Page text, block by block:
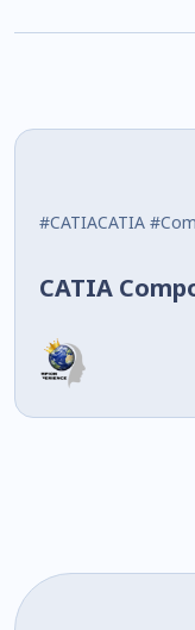
#CATIACATIA
CATIA